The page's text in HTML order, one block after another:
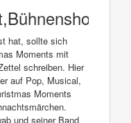
hat, sollte sich
Moments mit
schreiben. Hier
auf Pop, Musical,
Moments
und seiner Band